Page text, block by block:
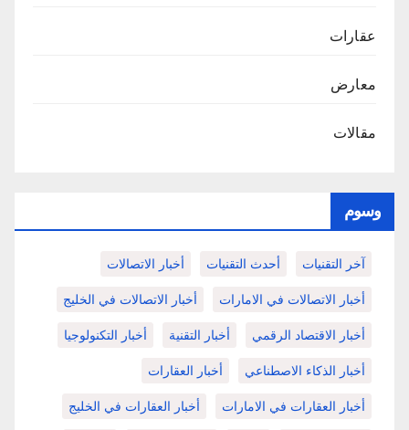
عقارات
معارض
مقالات
وسوم
آخر التقنيات أحدث التقنيات أخبار الاتصالات
أخبار الاتصالات في الامارات أخبار الاتصالات في الخليج
أخبار الاقتصاد الرقمي أخبار التقنية أخبار التكنولوجيا
أخبار الذكاء الاصطناعي أخبار العقارات
أخبار العقارات في الامارات أخبار العقارات في الخليج